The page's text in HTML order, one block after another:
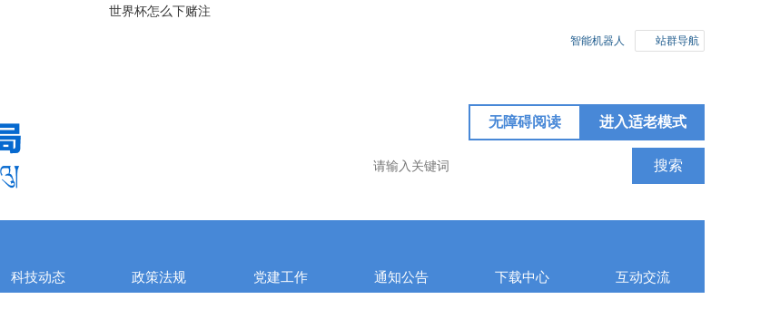
世界杯怎么下赌注
站群导航
智能机器人
进入适老模式
无障碍阅读
科技动态 政策法规 党建工作 通知公告 下载中心 互动交流